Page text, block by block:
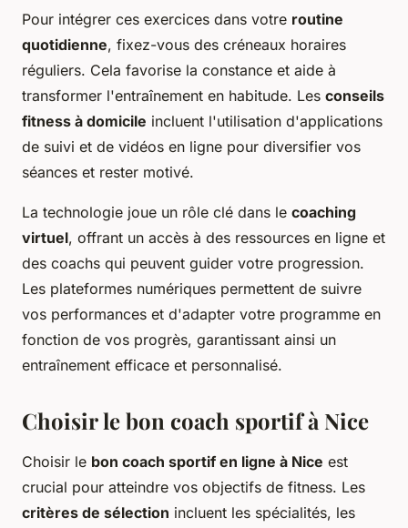
Pour intégrer ces exercices dans votre routine
quotidienne, fixez-vous des créneaux horaires
réguliers. Cela favorise la constance et aide à
transformer l'entraînement en habitude. Les conseils
fitness à domicile incluent l'utilisation d'applications
de suivi et de vidéos en ligne pour diversifier vos
séances et rester motivé.
La technologie joue un rôle clé dans le coaching
virtuel, offrant un accès à des ressources en ligne et
des coachs qui peuvent guider votre progression.
Les plateformes numériques permettent de suivre
vos performances et d'adapter votre programme en
fonction de vos progrès, garantissant ainsi un
entraînement efficace et personnalisé.
Choisir le bon coach sportif à Nice
Choisir le bon coach sportif en ligne à Nice est
crucial pour atteindre vos objectifs de fitness. Les
critères de sélection incluent les spécialités, les